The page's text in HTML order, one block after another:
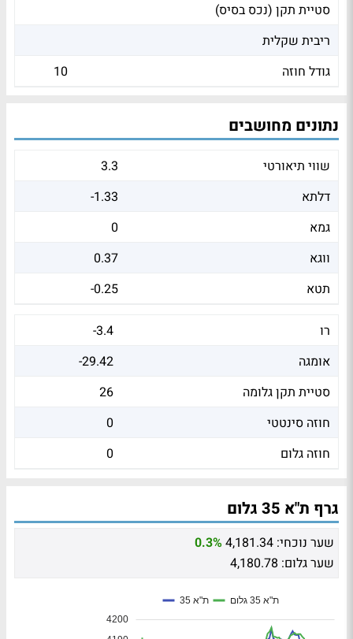
סטיית תקן (נכס בסיס)
ריבית שקלית
גודל חוזה
10
נתונים מחושבים
שווי תיאורטי
3.3
דלתא
-1.33
גמא
0
ווגא
0.37
תטא
-0.25
רו
-3.4
אומגה
-29.42
סטיית תקן גלומה
26
חוזה סינטטי
0
חוזה גלום
0
גרף ת"א 35 גלום
שער נוכחי: 4,181.34
0.3%
שער גלום: 4,180.78